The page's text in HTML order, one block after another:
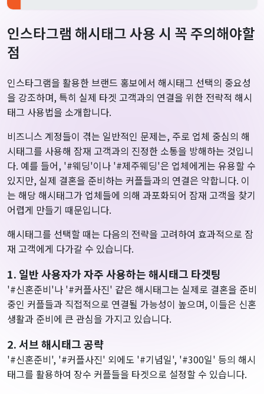
인스타그램 해시태그 사용 시 꼭 주의해야할
점
인스타그램을 활용한 브랜드 홍보에서 해시태그 선택의 중요성
을 강조하며, 특히 실제 타겟 고객과의 연결을 위한 전략적 해시
태그 사용법을 소개합니다.
비즈니스 계정들이 겪는 일반적인 문제는, 주로 업체 중심의 해
시태그를 사용해 잠재 고객과의 진정한 소통을 방해하는 것입니
다. 예를 들어, '#웨딩'이나 '#제주웨딩'은 업체에게는 유용할 수
있지만, 실제 결혼을 준비하는 커플들과의 연결은 약합니다. 이
는 해당 해시태그가 업체들에 의해 과포화되어 잠재 고객을 찾기
어렵게 만들기 때문입니다.
해시태그를 선택할 때는 다음의 전략을 고려하여 효과적으로 잠
재 고객에게 다가갈 수 있습니다.
1. 일반 사용자가 자주 사용하는 해시태그 타겟팅
'#신혼준비'나 '#커플사진' 같은 해시태그는 실제로 결혼을 준비
중인 커플들과 직접적으로 연결될 가능성이 높으며, 이들은 신혼
생활과 준비에 큰 관심을 가지고 있습니다.
2. 서브 해시태그 공략
'#신혼준비', '#커플사진' 외에도 '#기념일', '#300일' 등의 해시
태그를 활용하여 장수 커플들을 타겟으로 설정할 수 있습니다.